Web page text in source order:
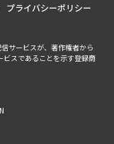
プライバシーポリシー
サービスが、著作権者から
ビスであることを示す登録商